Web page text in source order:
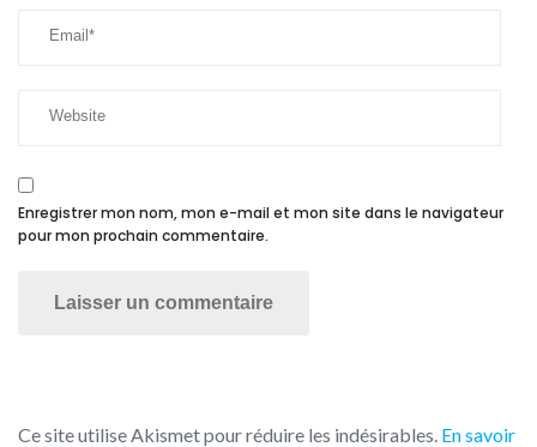
Enregistrer mon nom, mon e-mail et mon site dans le navigateur
pour mon prochain commentaire.
Ce site utilise Akismet pour réduire les indésirables. En savoir